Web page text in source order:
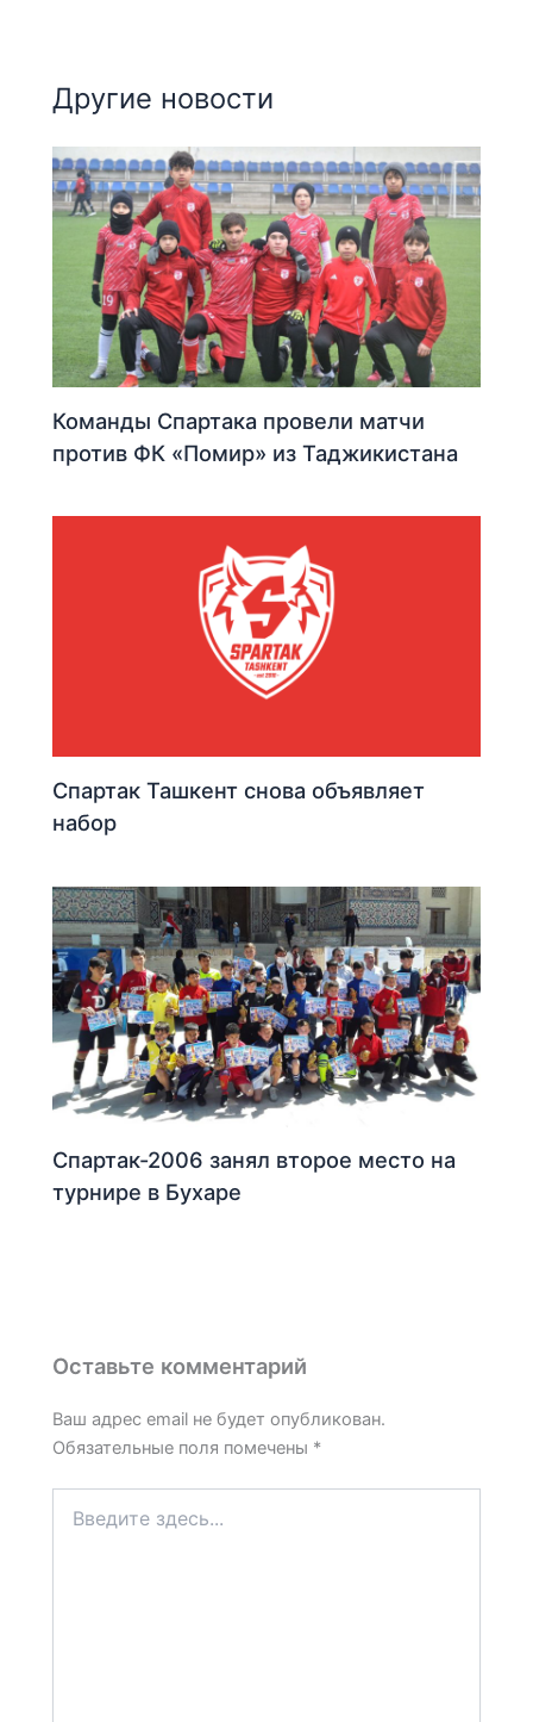
Другие новости
Команды Спартака провели матчи
против ФК «Помир» из Таджикистана
Спартак Ташкент снова объявляет
набор
Спартак-2006 занял второе место на
турнире в Бухаре
Оставьте комментарий
Ваш адрес email не будет опубликован.
Обязательные поля помечены *
здесь...